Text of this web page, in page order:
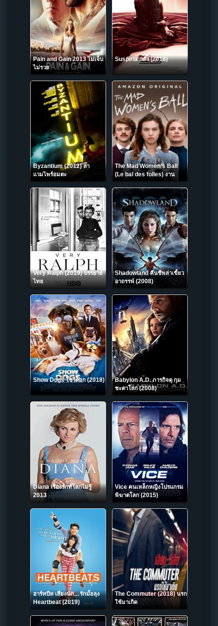
Pain and Gain 2013 ไม่เจ็บ
ไม่รวย
Suspiria กลัว (2018)
Byzantium (2012) ล่า
แวมไพร์อมตะ
The Mad Women’s Ball
(Le bal des folles) งาน
เต้นรำของหญิงวิปลาส (2021)
Very Ralph (2019) บรรยาย
ไทย
Shadowland คืนชีพล่าเขี้ยว
อาถรรพ์ (2008)
Show Dogs โชว์ด็อก (2018)
Babylon A.D. ภารกิจดุ กุม
ชะตาโลก (2008)
Diana เรื่องรักที่โลกไม่รู้
2013
Vice คนเหล็กหญิงโปรแกรม
พิฆาตโลก (2015)
ฮาร์ทบีท เสี่ยงนัก…รักมั้ยลุง
Heartbeat (2019)
The Commuter (2018) นรก
ใช้มาเกิด